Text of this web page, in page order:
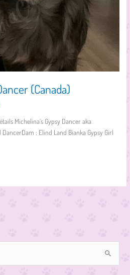
(Canada)
Michelina’s Gypsy Dancer aka
: Elind Land Bianka Gypsy Girl